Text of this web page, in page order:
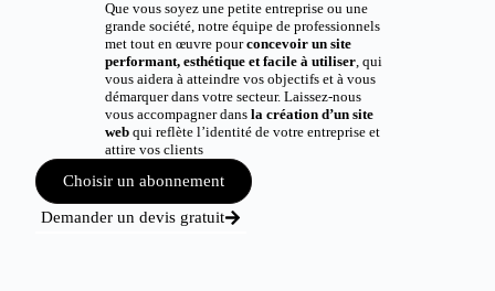
Que vous soyez une petite entreprise ou une
grande société, notre équipe de professionnels
met tout en œuvre pourconcevoir un site
performant, esthétique et facile à utiliser, qui
vous aidera à atteindre vos objectifs et à vous
démarquer dans votre secteur. Laissez-nous
vous accompagner dans la création d’un site
webqui reflète l’identité de votre entreprise et
attire vos clients
Choisir un abonnement
Demander un devis gratuit